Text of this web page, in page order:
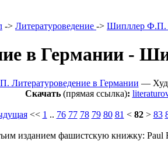
-> Литературоведение -> Шипллер Ф.П.
в Германии -
Литературоведение в Германии —
Скачать(прямая ссылка):
<< 1 .. 76 77 78 79 80 81 < 82> 83
изданием фашистскую книжку: Paul